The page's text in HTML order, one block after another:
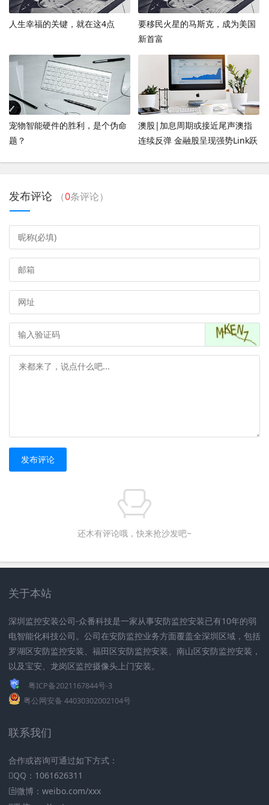
人生幸福的关键，就在这4点
要移民火星的马斯克，成为美国
新首富
宠物智能硬件的胜利，是个伪命
题？
澳股|加息周期或接近尾声澳指
连续反弹 金融股呈现强势Link跃
发布评论 （0条评论）
发布评论
还木有评论哦，快来抢沙发吧~
关于本站
深圳监控安装公司-众番科技是一家从事安防监控安装已有10年的弱
电智能化科技公司。公司在安防监控业务方面覆盖全深圳区域，包括
罗湖区安防监控安装、福田区安防监控安装、南山区安防监控安装，
以及宝安、龙岗区监控摄像头上门安装。
粤ICP备2021167844号-3
粤公网安备 44030302002104号
联系我们
合作或咨询可通过如下方式：
QQ：1061626311
微博：weibo.com/xxx